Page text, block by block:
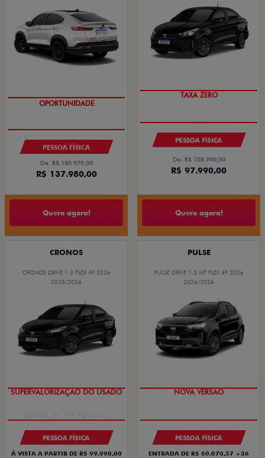
OPORTUNIDADE
PESSOA FÍSICA
De: R$ 180.979,00
R$ 137.980,00
Quero agora!
TAXA ZERO
PESSOA FÍSICA
De: R$ 108.990,00
R$ 97.990,00
Quero agora!
CRONOS
CRONOS DRIVE 1.3 FLEX 4P 2026
2025/2026
SUPERVALORIZAÇÃO DO USADO
PESSOA FÍSICA
À VISTA A PARTIR DE R$ 99.990,00
PULSE
PULSE DRIVE 1.3 MT FLEX 4P 2026
2026/2026
NOVA VERSÃO
PESSOA FÍSICA
ENTRADA DE R$ 60.070,57 +36